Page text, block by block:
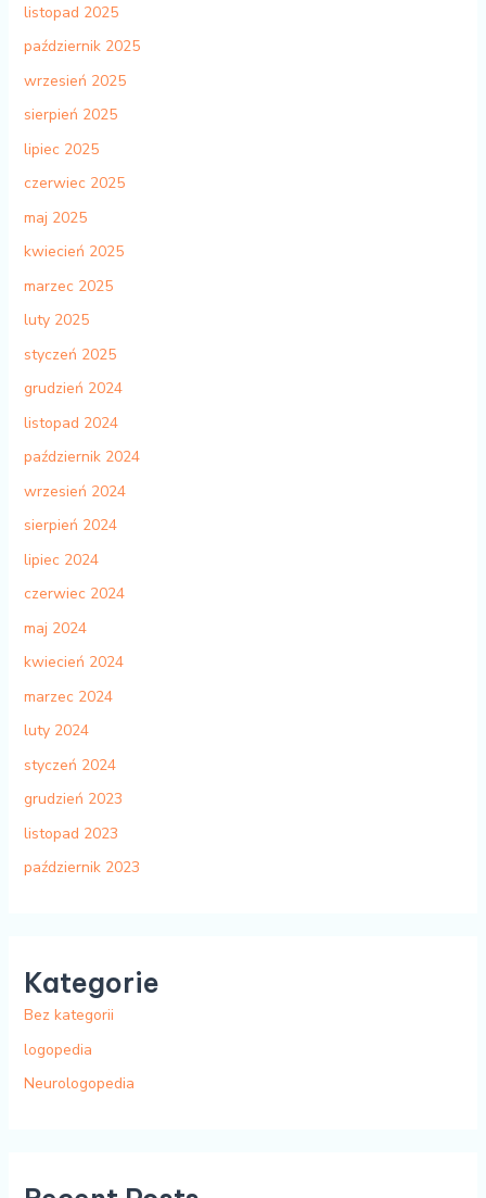
listopad 2025
październik 2025
wrzesień 2025
sierpień 2025
lipiec 2025
czerwiec 2025
maj 2025
kwiecień 2025
marzec 2025
luty 2025
styczeń 2025
grudzień 2024
listopad 2024
październik 2024
wrzesień 2024
sierpień 2024
lipiec 2024
czerwiec 2024
maj 2024
kwiecień 2024
marzec 2024
luty 2024
styczeń 2024
grudzień 2023
listopad 2023
październik 2023
Kategorie
Bez kategorii
logopedia
Neurologopedia